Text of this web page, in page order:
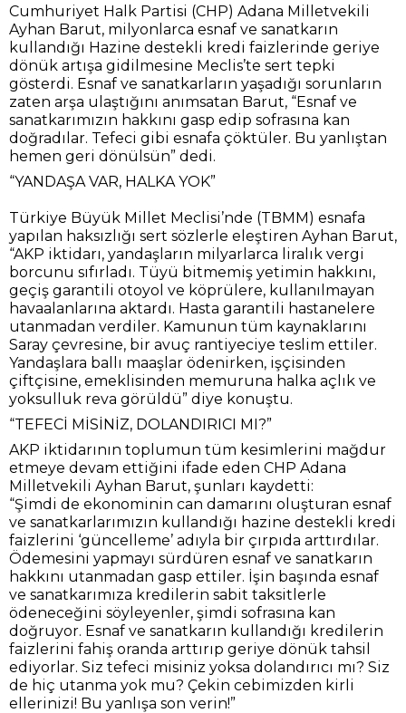
Cumhuriyet Halk Partisi (CHP) Adana Milletvekili
Ayhan Barut, milyonlarca esnaf ve sanatkarın
kullandığı Hazine destekli kredi faizlerinde geriye
dönük artışa gidilmesine Meclis’te sert tepki
gösterdi. Esnaf ve sanatkarların yaşadığı sorunların
zaten arşa ulaştığını anımsatan Barut, “Esnaf ve
sanatkarımızın hakkını gasp edip sofrasına kan
doğradılar. Tefeci gibi esnafa çöktüler. Bu yanlıştan
hemen geri dönülsün” dedi.
“YANDAŞA VAR, HALKA YOK”
Türkiye Büyük Millet Meclisi’nde (TBMM) esnafa
yapılan haksızlığı sert sözlerle eleştiren Ayhan Barut,
“AKP iktidarı, yandaşların milyarlarca liralık vergi
borcunu sıfırladı. Tüyü bitmemiş yetimin hakkını,
geçiş garantili otoyol ve köprülere, kullanılmayan
havaalanlarına aktardı. Hasta garantili hastanelere
utanmadan verdiler. Kamunun tüm kaynaklarını
Saray çevresine, bir avuç rantiyeciye teslim ettiler.
Yandaşlara ballı maaşlar ödenirken, işçisinden
çiftçisine, emeklisinden memuruna halka açlık ve
yoksulluk reva görüldü” diye konuştu.
“TEFECİ MİSİNİZ, DOLANDIRICI MI?”
AKP iktidarının toplumun tüm kesimlerini mağdur
etmeye devam ettiğini ifade eden CHP Adana
Milletvekili Ayhan Barut, şunları kaydetti:
“Şimdi de ekonominin can damarını oluşturan esnaf
ve sanatkarlarımızın kullandığı hazine destekli kredi
faizlerini ‘güncelleme’ adıyla bir çırpıda arttırdılar.
Ödemesini yapmayı sürdüren esnaf ve sanatkarın
hakkını utanmadan gasp ettiler. İşin başında esnaf
ve sanatkarımıza kredilerin sabit taksitlerle
ödeneceğini söyleyenler, şimdi sofrasına kan
doğruyor. Esnaf ve sanatkarın kullandığı kredilerin
faizlerini fahiş oranda arttırıp geriye dönük tahsil
ediyorlar. Siz tefeci misiniz yoksa dolandırıcı mı? Siz
de hiç utanma yok mu? Çekin cebimizden kirli
ellerinizi! Bu yanlışa son verin!”